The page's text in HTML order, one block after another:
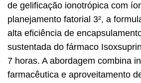
de gelificação ionotrópica com
planejamento fatorial 3², a
alta eficiência de
sustentada do fármaco
7 horas. A abordagem combina
farmacêutica e aproveitamento